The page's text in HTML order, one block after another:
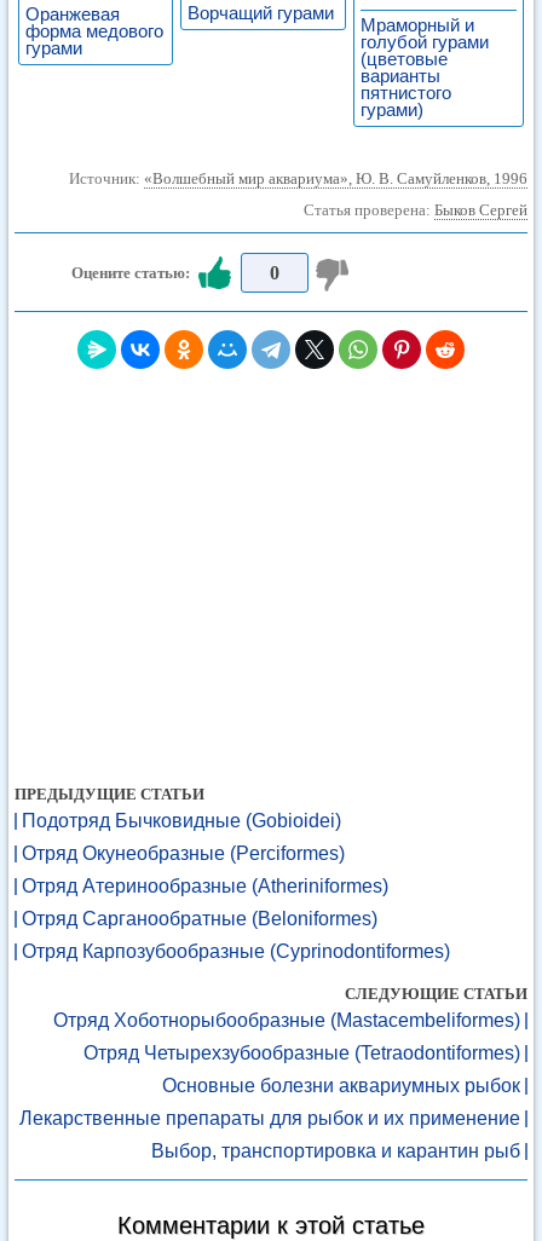
Оранжевая
форма медового
гурами
Ворчащий гурами
Мраморный и
голубой гурами
(цветовые
варианты
пятнистого
гурами)
Источник: «Волшебный мир аквариума», Ю. В. Самуйленков, 1996
Статья проверена: Быков Сергей
Оцените статью: 0
ПРЕДЫДУЩИЕ СТАТЬИ
Подотряд Бычковидные (Gobioidei)
Отряд Окунеобразные (Perciformes)
Отряд Атеринообразные (Atheriniformes)
Отряд Сарганообратные (Beloniformes)
Отряд Карпозубообразные (Cyprinodontiformes)
СЛЕДУЮЩИЕ СТАТЬИ
Отряд Хоботнорыбообразные (Mastacembeliformes)
Отряд Четырехзубообразные (Tetraodontiformes)
Основные болезни аквариумных рыбок
Лекарственные препараты для рыбок и их применение
Выбор, транспортировка и карантин рыб
Комментарии к этой статье